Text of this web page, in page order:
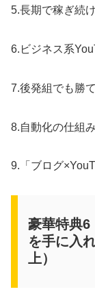
5.長期で稼ぎ続
6.ビジネス系
7.後発組でも勝
8.自動化の仕組
9.「ブログ
豪華特典6
を手に入
上）